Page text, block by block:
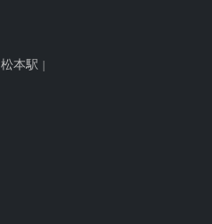
松本駅